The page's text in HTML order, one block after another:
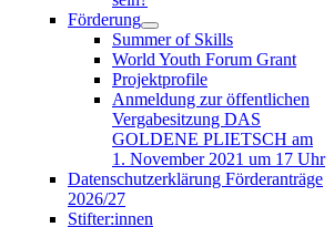
Förderung
Summer of Skills
World Youth Forum Grant
Projektprofile
Anmeldung zur öffentlichen
Vergabesitzung DAS
GOLDENE PLIETSCH am
1. November 2021 um 17 Uhr
Datenschutzerklärung Förderanträge
2026/27
Stifter:innen